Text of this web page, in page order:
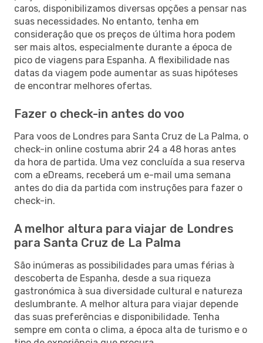
caros, disponibilizamos diversas opções a pensar nas
suas necessidades. No entanto, tenha em
consideração que os preços de última hora podem
ser mais altos, especialmente durante a época de
pico de viagens para Espanha. A flexibilidade nas
datas da viagem pode aumentar as suas hipóteses
de encontrar melhores ofertas.
Fazer o check-in antes do voo
Para voos de Londres para Santa Cruz de La Palma, o
check-in online costuma abrir 24 a 48 horas antes
da hora de partida. Uma vez concluída a sua reserva
com a eDreams, receberá um e-mail uma semana
antes do dia da partida com instruções para fazer o
check-in.
A melhor altura para viajar de Londres
para Santa Cruz de La Palma
São inúmeras as possibilidades para umas férias à
descoberta de Espanha, desde a sua riqueza
gastronómica à sua diversidade cultural e natureza
deslumbrante. A melhor altura para viajar depende
das suas preferências e disponibilidade. Tenha
sempre em conta o clima, a época alta de turismo e o